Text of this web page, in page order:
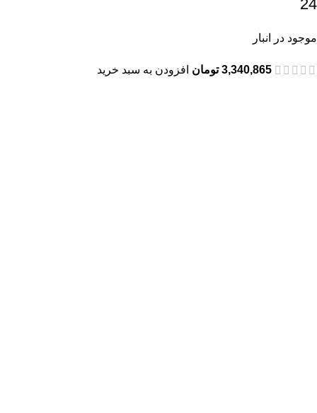
24
موجود در انبار
3,340,865 تومان افزودن به سبد خرید